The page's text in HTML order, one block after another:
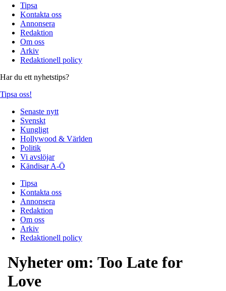
Tipsa
Kontakta oss
Annonsera
Redaktion
Om oss
Arkiv
Redaktionell policy
Har du ett nyhetstips?
Tipsa oss!
Senaste nytt
Svenskt
Kungligt
Hollywood & Världen
Politik
Vi avslöjar
Kändisar A-Ö
Tipsa
Kontakta oss
Annonsera
Redaktion
Om oss
Arkiv
Redaktionell policy
Nyheter om: Too Late for
Love